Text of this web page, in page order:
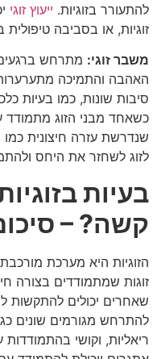
להתעורר בזוגיות. ייעוץ זוגי
זוגיות, או בסביבה
משבר זוגי: מתרחש ברגעים
האהבה והתמיכה
סיבות שונות, כמו בעיות
כשאחד מבני הזוג מתמודד
שנדרשת עזרה חיצונית כמו
לזוג לשחזר את היחס
בעיות
קשה? –
הזוגיות היא מערכת
זוגות שמתמודדים בצורה
שאחרים יכולים להתקשות
להתרחש מגורמים שונים
ריאליות, וקושי